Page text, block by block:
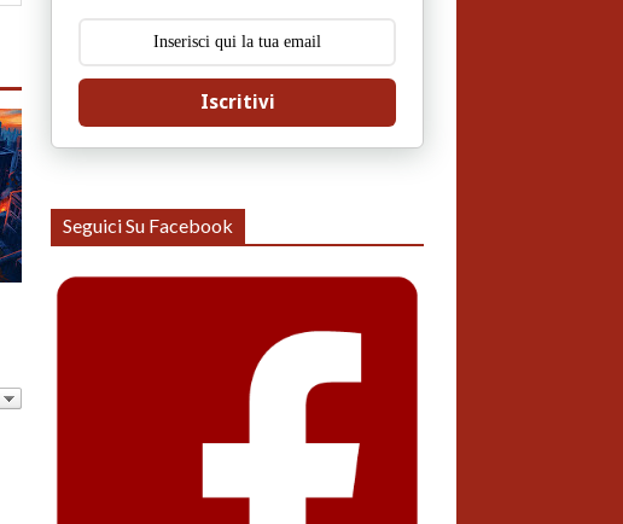
Iscritivi
Seguici Su Facebook